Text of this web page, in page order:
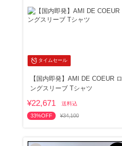
タイムセール
【国内即発】AMI DE COEUR ロ
ングスリーブ Tシャツ
¥22,671 送料込
33%OFF ¥34,100